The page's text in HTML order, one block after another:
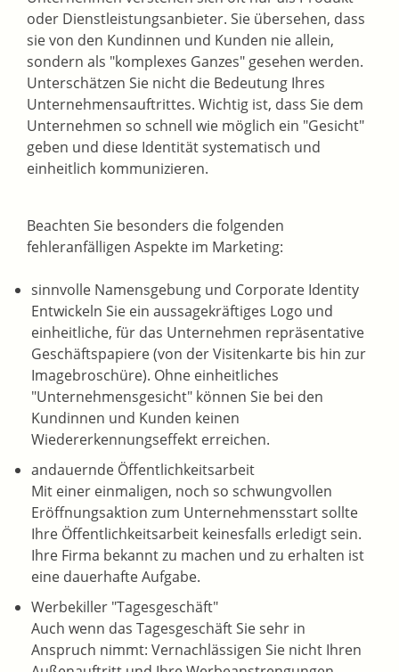
oder Dienstleistungsanbieter. Sie übersehen, dass
sie von den Kundinnen und Kunden nie allein,
sondern als "komplexes Ganzes" gesehen werden.
Unterschätzen Sie nicht die Bedeutung Ihres
Unternehmensauftrittes. Wichtig ist, dass Sie dem
Unternehmen so schnell wie möglich ein "Gesicht"
geben und diese Identität systematisch und
einheitlich kommunizieren.
Beachten Sie besonders die folgenden
fehleranfälligen Aspekte im Marketing:
sinnvolle Namensgebung und Corporate Identity
Entwickeln Sie ein aussagekräftiges Logo und
einheitliche, für das Unternehmen repräsentative
Geschäftspapiere (von der Visitenkarte bis hin zur
Imagebroschüre). Ohne einheitliches
"Unternehmensgesicht" können Sie bei den
Kundinnen und Kunden keinen
Wiedererkennungseffekt erreichen.
andauernde Öffentlichkeitsarbeit
Mit einer einmaligen, noch so schwungvollen
Eröffnungsaktion zum Unternehmensstart sollte
Ihre Öffentlichkeitsarbeit keinesfalls erledigt sein.
Ihre Firma bekannt zu machen und zu erhalten ist
eine dauerhafte Aufgabe.
Werbekiller "Tagesgeschäft"
Auch wenn das Tagesgeschäft Sie sehr in
Anspruch nimmt: Vernachlässigen Sie nicht Ihren